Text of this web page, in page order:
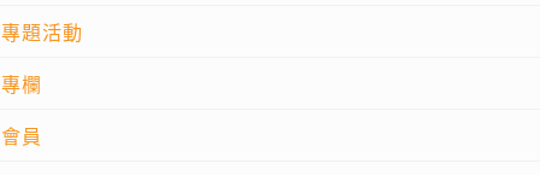
專題活動
專欄
會員